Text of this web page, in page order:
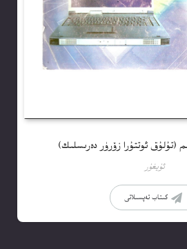
ئۇيغۇر
كىتاب تەپسىلاتى